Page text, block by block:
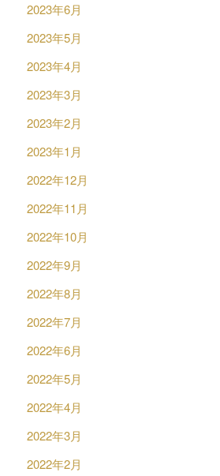
2023年6月
2023年5月
2023年4月
2023年3月
2023年2月
2023年1月
2022年12月
2022年11月
2022年10月
2022年9月
2022年8月
2022年7月
2022年6月
2022年5月
2022年4月
2022年3月
2022年2月